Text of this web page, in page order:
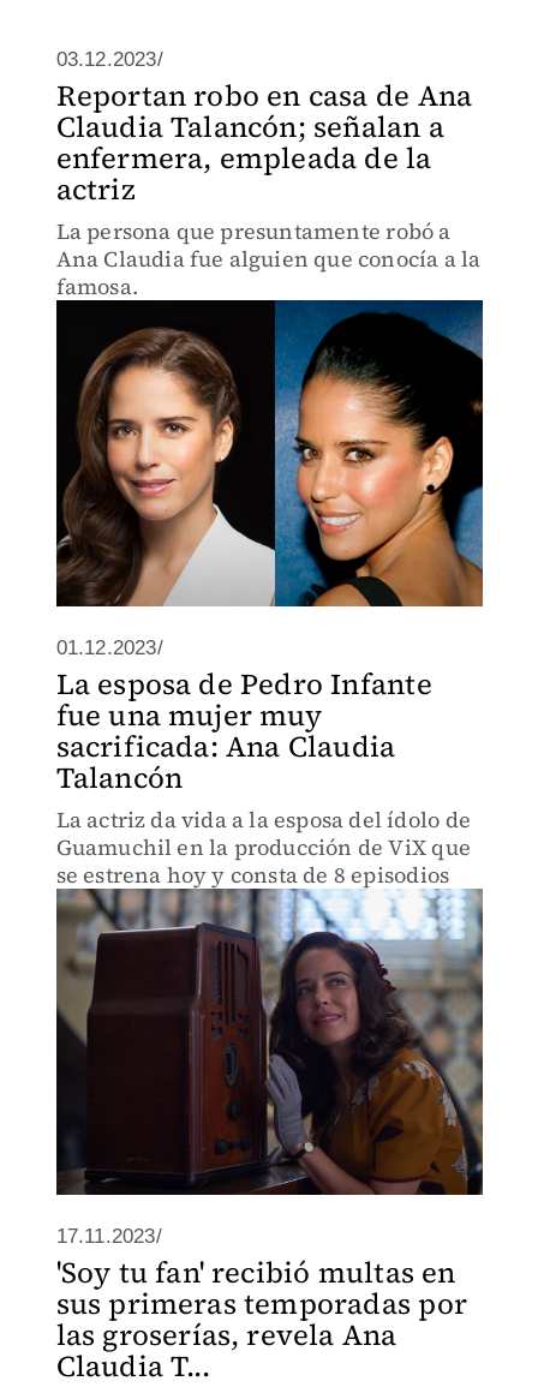
03.12.2023/
Reportan robo en casa de Ana
Claudia Talancón; señalan a
enfermera, empleada de la
actriz
La persona que presuntamente robó a
Ana Claudia fue alguien que conocía a la
famosa.
01.12.2023/
La esposa de Pedro Infante
fue una mujer muy
sacrificada: Ana Claudia
Talancón
La actriz da vida a la esposa del ídolo de
Guamuchil en la producción de ViX que
se estrena hoy y consta de 8 episodios
17.11.2023/
'Soy tu fan' recibió multas en
sus primeras temporadas por
las groserías, revela Ana
Claudia T...